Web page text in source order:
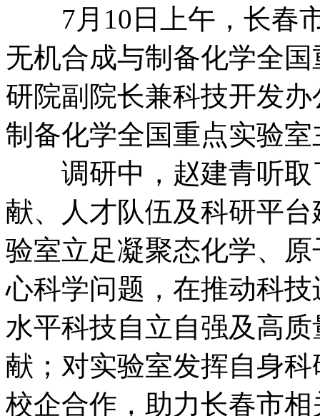
7月10日上午，长春市
无机合成与制备化学全
研院副院长兼科技开发
制备化学全国重点实验
调研中，赵建青听取
献、人才队伍及科研平
验室立足凝聚态化学、
心科学问题，在推动科
水平科技自立自强及高
献；对实验室发挥自身
校企合作，助力长春市